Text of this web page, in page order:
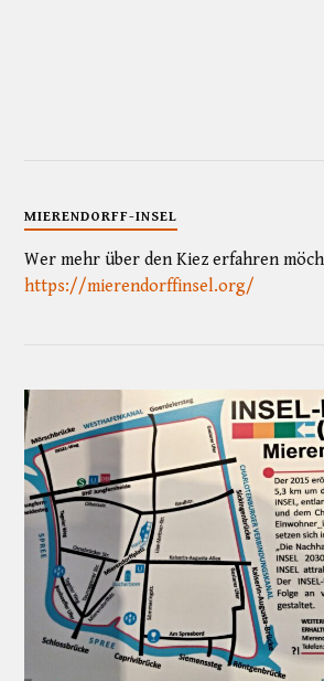
MIERENDORFF-INSEL
Wer mehr über den Kiez erfahren
https://mierendorffinsel.org/